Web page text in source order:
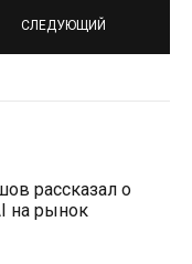
СЛЕДУЮЩИЙ
рассказал о
на рынок